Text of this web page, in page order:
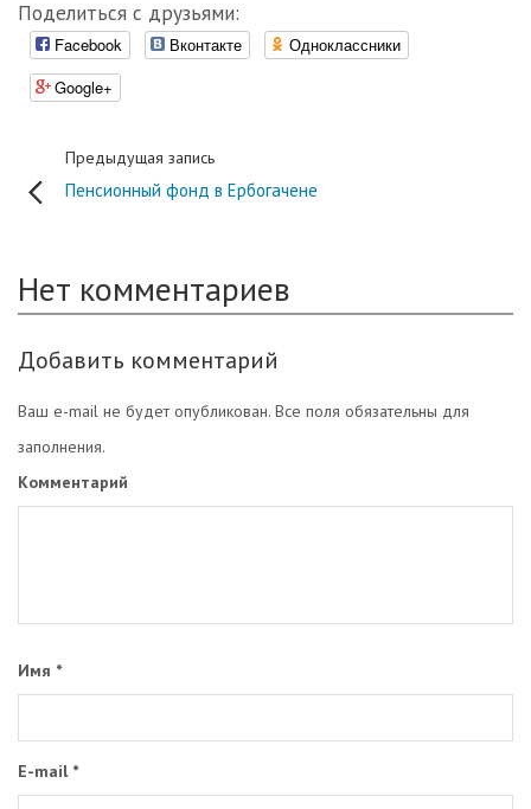
Поделиться с друзьями:
Facebook Вконтакте
Одноклассники
Google+
Предыдущая запись
Пенсионный фонд в Ербогачене
Нет комментариев
Добавить комментарий
Ваш e-mail не будет опубликован. Все поля обязательны для
заполнения.
Комментарий
Имя *
E-mail *